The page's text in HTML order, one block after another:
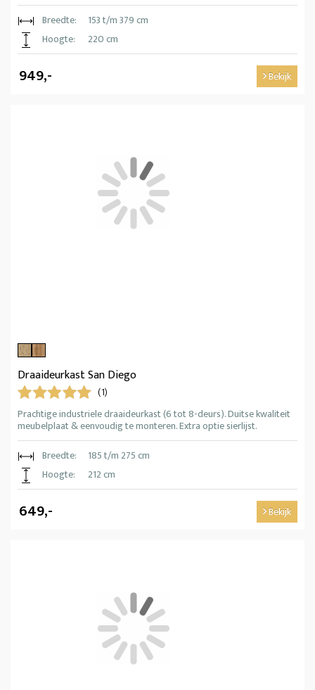
Breedte:
153 t/m 379 cm
Hoogte:
220 cm
949,- Bekijk
Draaideurkast San Diego
(1)
Prachtige industriele draaideurkast (6 tot 8-deurs). Duitse kwaliteit
meubelplaat & eenvoudig te monteren. Extra optie sierlijst.
Breedte:
185 t/m 275 cm
Hoogte:
212 cm
649,- Bekijk